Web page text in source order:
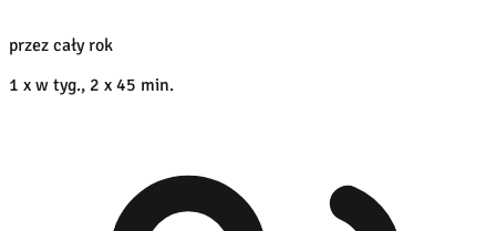
przez cały rok
1 x w tyg., 2 x 45 min.